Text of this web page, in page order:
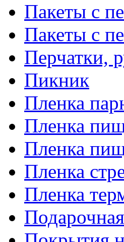
Пакеты с
Пакеты с
Перчатки,
Пикник
Пленка
Пленка
Пленка
Пленка
Пленка